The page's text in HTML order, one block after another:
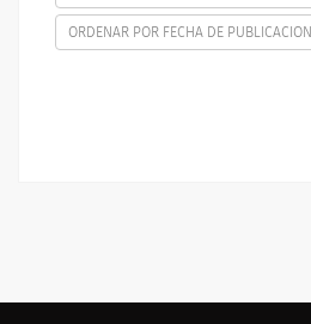
ORDENAR POR FECHA DE PUBLICACION